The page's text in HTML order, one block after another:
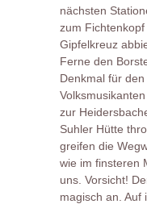
nächsten
zum
Gipfelkreuz
Ferne den
Denkmal für
zur
Suhler Hütte
greifen die
wie im finsteren
uns. Vorsicht!
magisch an. Auf